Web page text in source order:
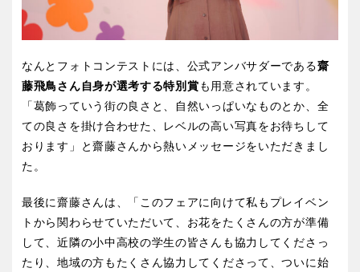
なんとフォトコンテストには、公式アンバサダーである齋
藤飛鳥さん自身が選考する特別賞も用意されています。
「葛飾っていう街の良さと、自然いっぱいなものとか、全
ての良さを掛け合わせた、レベルの高い写真をお待ちして
おります」と齋藤さんから熱いメッセージをいただきまし
た。
最後に齋藤さんは、「このフェアに向けて私もプレイベン
トから関わらせていただいて、お花をたくさんの方が準備
して、近隣の小中高校の学生の皆さんも協力してくださっ
たり、地域の方もたくさん協力してくださって、ついに始